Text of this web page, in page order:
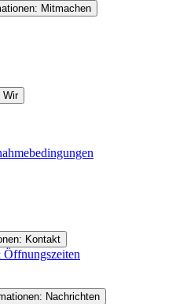
Mitmachen
Wir
Kontakt
Nachrichten